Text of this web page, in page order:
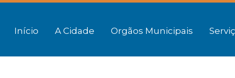
Início A Cidade Orgãos Municipais